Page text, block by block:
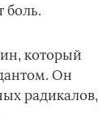
боль.
который
Он
радикалов,